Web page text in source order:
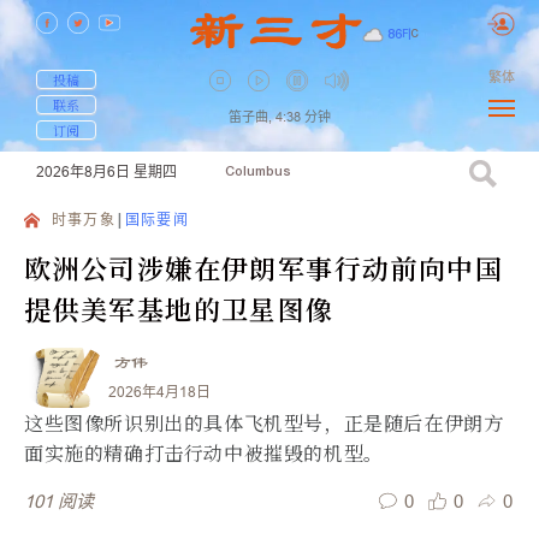
86F| C
投稿
联系
订阅
笛子曲, 4:38 分钟
繁体
2026年8月6日 星期四 Columbus
时事万象 国际要闻
欧洲公司涉嫌在伊朗军事行动前向中国
提供美军基地的卫星图像
方伟
2026年4月18日
这些图像所识别出的具体飞机型号，正是随后在伊朗方
面实施的精确打击行动中被摧毁的机型。
101 阅读 0 0 0